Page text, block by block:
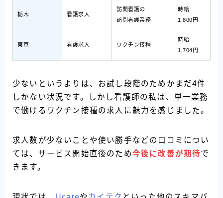
栃木 看護求人
訪問看護の
訪問看護業務
時給
1,800円
東京 看護求人 ワクチン接種
時給
1,704円
少ないというよりは、お試し段階のためかまだ4件
しかない状況です。しかし看護師の私は、単一業務
で働けるワクチン接種の求人に魅力を感じました。
求人数が少ないことや使い勝手などの口コミについ
ては、サービス開始直後のため今後に改善が期待で
きます。